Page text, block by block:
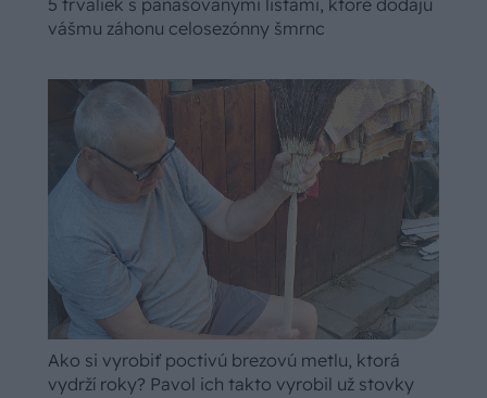
vášmu záhonu celosezónny šmrnc
Ako si vyrobiť poctivú brezovú metlu, ktorá
vydrží roky? Pavol ich takto vyrobil už stovky